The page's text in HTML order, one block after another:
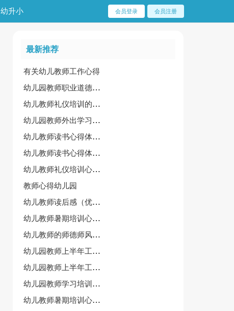
幼升小 会员登录 会员注册
最新推荐
有关幼儿教师工作心得
幼儿园教师职业道德规范细则的心得体会
幼儿教师礼仪培训的心得体会6篇[荐]
幼儿园教师外出学习心得体会【通用15篇】
幼儿教师读书心得体会15篇[推荐]
幼儿教师读书心得体会精品【15篇】
幼儿教师礼仪培训心得体会(常用6篇)
教师心得幼儿园
幼儿教师读后感（优选15篇）
幼儿教师暑期培训心得体会（荐）
幼儿教师的师德师风学习心得体会【通用15篇】
幼儿园教师上半年工作心得集合(13篇)
幼儿园教师上半年工作心得
幼儿园教师学习培训心得体会15篇（经典）
幼儿教师暑期培训心得体会[汇总15篇]